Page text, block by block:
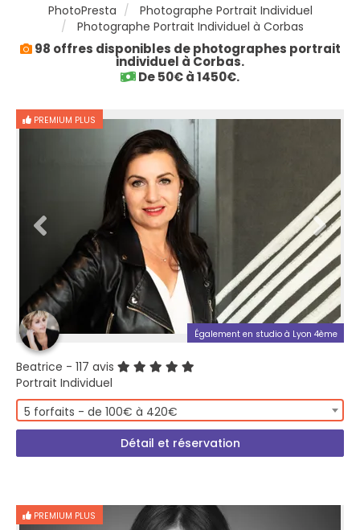
PhotoPresta
Photographe Portrait Individuel
Photographe Portrait Individuel à Corbas
98 offres disponibles de photographes portrait
individuel à Corbas.
De 50€ à 1450€.
PREMIUM PLUS
Également en studio à Lyon 4ème
Beatrice - 117 avis
Portrait Individuel
5 forfaits - de 100€ à 420€
Détail et réservation
PREMIUM PLUS